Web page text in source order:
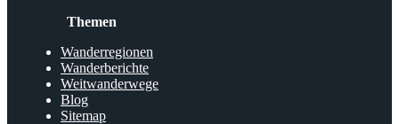
Themen
Wanderregionen
Wanderberichte
Weitwanderwege
Blog
Sitemap